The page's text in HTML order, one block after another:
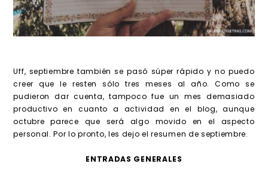
Uff, septiembre también se pasó súper rápido y no puedo
creer que le resten sólo tres meses al año. Como se
pudieron dar cuenta, tampoco fue un mes demasiado
productivo en cuanto a actividad en el blog, aunque
octubre parece que será algo movido en el aspecto
personal. Por lo pronto, les dejo el resumen de septiembre.
ENTRADAS GENERALES